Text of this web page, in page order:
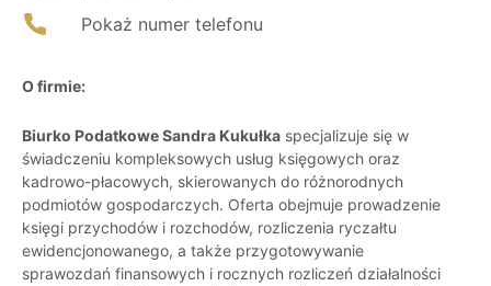
Pokaż numer telefonu
O firmie:
Biurko Podatkowe Sandra Kukułka specjalizuje się w
świadczeniu kompleksowych usług księgowych oraz
kadrowo-płacowych, skierowanych do różnorodnych
podmiotów gospodarczych. Oferta obejmuje prowadzenie
księgi przychodów i rozchodów, rozliczenia ryczałtu
ewidencjonowanego, a także przygotowywanie
sprawozdań finansowych i rocznych rozliczeń działalności